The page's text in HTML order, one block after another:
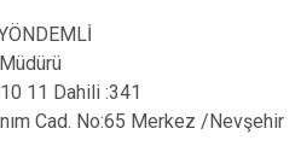
11 Dahili :341
Cad. No:65 Merkez /Nevşehir